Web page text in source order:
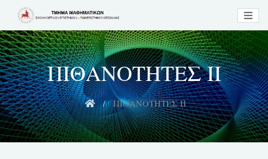
ΠΙΘΑΝΟΤΗΤΕΣ ΙΙ
ΠΙΘΑΝΟΤΗΤΕΣ ΙΙ